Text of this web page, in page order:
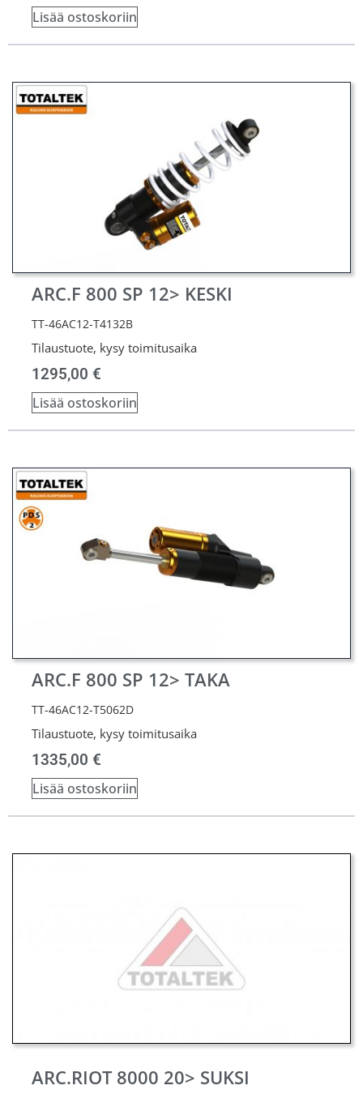
Lisää ostoskoriin
ARC.F 800 SP 12> KESKI
TT-46AC12-T4132B
Tilaustuote, kysy toimitusaika
1295,00 €
Lisää ostoskoriin
ARC.F 800 SP 12> TAKA
TT-46AC12-T5062D
Tilaustuote, kysy toimitusaika
1335,00 €
Lisää ostoskoriin
ARC.RIOT 8000 20> SUKSI